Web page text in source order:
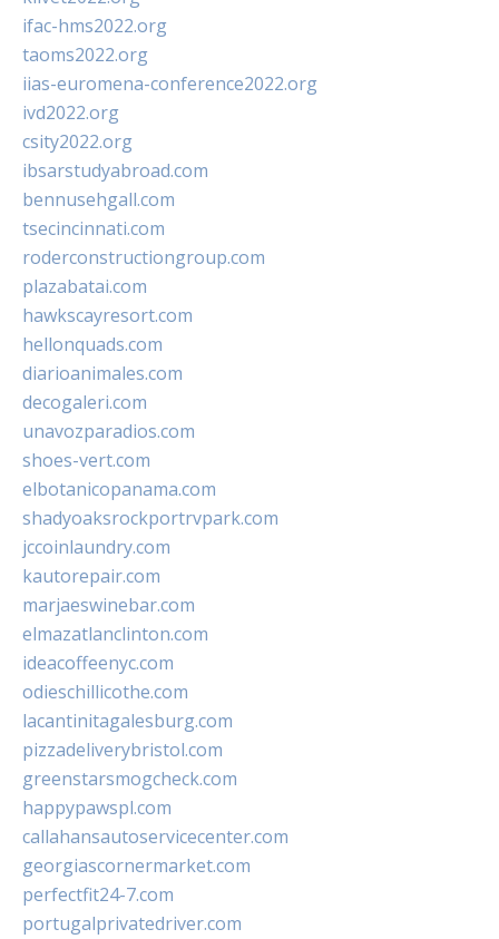
ifac-hms2022.org
taoms2022.org
iias-euromena-conference2022.org
ivd2022.org
csity2022.org
ibsarstudyabroad.com
bennusehgall.com
tsecincinnati.com
roderconstructiongroup.com
plazabatai.com
hawkscayresort.com
hellonquads.com
diarioanimales.com
decogaleri.com
unavozparadios.com
shoes-vert.com
elbotanicopanama.com
shadyoaksrockportrvpark.com
jccoinlaundry.com
kautorepair.com
marjaeswinebar.com
elmazatlanclinton.com
ideacoffeenyc.com
odieschillicothe.com
lacantinitagalesburg.com
pizzadeliverybristol.com
greenstarsmogcheck.com
happypawspl.com
callahansautoservicecenter.com
georgiascornermarket.com
perfectfit24-7.com
portugalprivatedriver.com